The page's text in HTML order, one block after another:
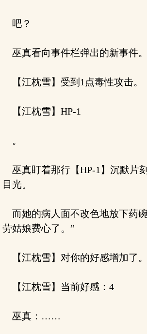
吧？
巫真看向事件栏弹出的新事件。
【江枕雪】受到1点毒性攻击。
【江枕雪】HP-1
。
巫真盯着那行【HP-1】沉默片
目光。
而她的病人面不改色地放下药
劳姑娘费心了。”
【江枕雪】对你的好感增加了。
【江枕雪】当前好感：4
巫真：……